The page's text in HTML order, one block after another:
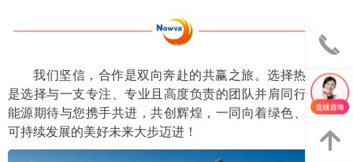
我们坚信，合作是双向奔赴的共赢之旅。选择热华，就
是选择与一支专注、专业且高度负责的团队并肩同行。热华
能源期待与您携手共进，共创辉煌，一同向着绿色、高效、
可持续发展的美好未来大步迈进！
끅
낃
녕